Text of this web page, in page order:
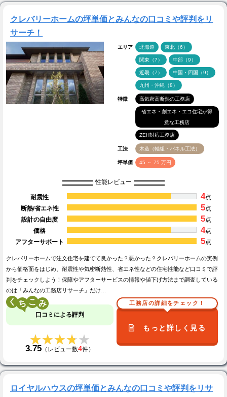
クレバリーホームの坪単価とみんなの口コミや評判をリ
サーチ！
エリア 北海道 東北（6）
関東（7） 中部（9）
近畿（7） 中国・四国（9）
九州・沖縄（8）
特徴 高気密高断熱の工務店
省エネ・創エネ・エコ住宅が得
意な工務店
ZEH対応工務店
工法 木造（軸組・パネル工法）
坪単価 45 ～ 75 万円
性能レビュー
耐震性 4点
断熱/省エネ性
5点
設計の自由度
5点
価格
4点
アフターサポート
5点
クレバリーホームで注文住宅を建てて良かった？悪かった？クレバリーホームの実例
から価格面をはじめ、耐震性や気密断熱性、省エネ性などの住宅性能など口コミで評
判をチェックしよう！保障やアフターサービスの情報や値下げ方法まで調査している
のは「みんなの工務店リサーチ」だけ…
く こ
口コミによる評判
★★★★★
★★★★★
3.75 （レビュー数4件）
工務店の詳細をチェック！
もっと詳しく見る
ロイヤルハウスの坪単価とみんなの口コミや評判をリサ